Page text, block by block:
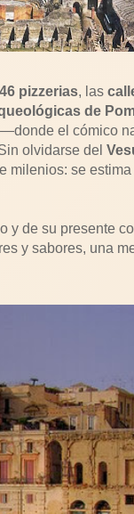
pizzerias, las
de
—donde el cómico
olvidarse del
milenios: se
y de su presente
y sabores, una